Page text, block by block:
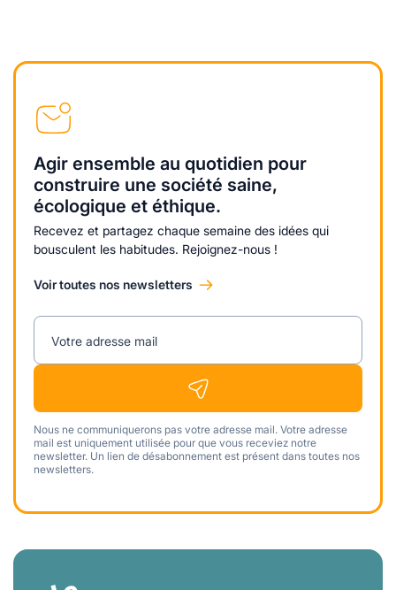
Agir ensemble au quotidien pour
construire une société saine,
écologique et éthique.
Recevez et partagez chaque semaine des idées qui
bousculent les habitudes. Rejoignez-nous !
Voir toutes nos newsletters
Votre adresse mail
Nous ne communiquerons pas votre adresse mail. Votre adresse
mail est uniquement utilisée pour que vous receviez notre
newsletter. Un lien de désabonnement est présent dans toutes nos
newsletters.